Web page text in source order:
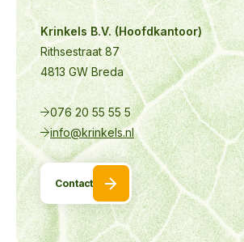
Krinkels B.V. (Hoofdkantoor)
Rithsestraat 87
4813 GW Breda
076 20 55 55 5
info@krinkels.nl
Contact